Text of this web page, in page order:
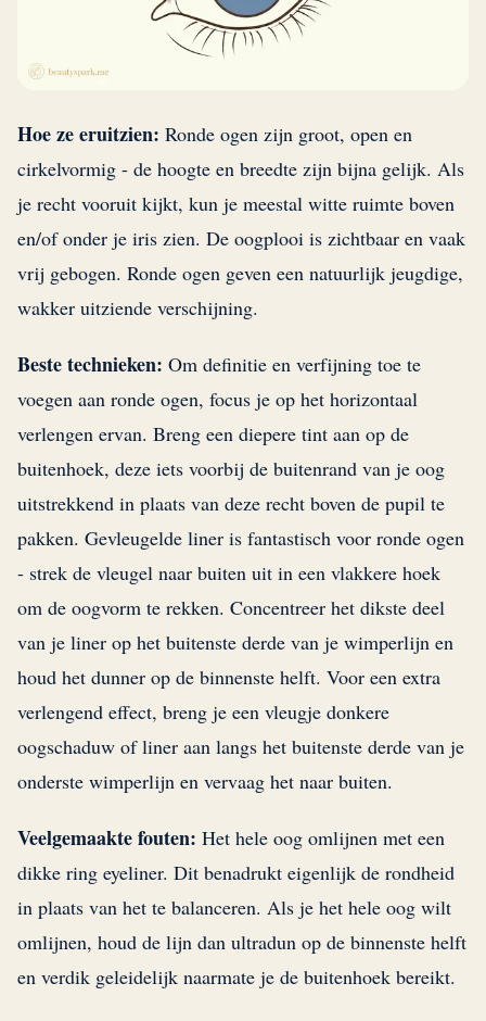
Hoe ze eruitzien: Ronde ogen zijn groot, open en
cirkelvormig - de hoogte en breedte zijn bijna gelijk. Als
je recht vooruit kijkt, kun je meestal witte ruimte boven
en/of onder je iris zien. De oogplooi is zichtbaar en vaak
vrij gebogen. Ronde ogen geven een natuurlijk jeugdige,
wakker uitziende verschijning.
Beste technieken: Om definitie en verfijning toe te
voegen aan ronde ogen, focus je op het horizontaal
verlengen ervan. Breng een diepere tint aan op de
buitenhoek, deze iets voorbij de buitenrand van je oog
uitstrekkend in plaats van deze recht boven de pupil te
pakken. Gevleugelde liner is fantastisch voor ronde ogen
- strek de vleugel naar buiten uit in een vlakkere hoek
om de oogvorm te rekken. Concentreer het dikste deel
van je liner op het buitenste derde van je wimperlijn en
houd het dunner op de binnenste helft. Voor een extra
verlengend effect, breng je een vleugje donkere
oogschaduw of liner aan langs het buitenste derde van je
onderste wimperlijn en vervaag het naar buiten.
Veelgemaakte fouten: Het hele oog omlijnen met een
dikke ring eyeliner. Dit benadrukt eigenlijk de rondheid
in plaats van het te balanceren. Als je het hele oog wilt
omlijnen, houd de lijn dan ultradun op de binnenste helft
en verdik geleidelijk naarmate je de buitenhoek bereikt.